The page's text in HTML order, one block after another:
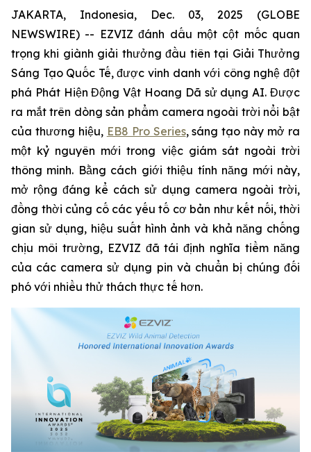
JAKARTA, Indonesia, Dec. 03, 2025 (GLOBE
NEWSWIRE) -- EZVIZ đánh dấu một cột mốc quan
trọng khi giành giải thưởng đầu tiên tại Giải Thưởng
Sáng Tạo Quốc Tế, được vinh danh với công nghệ đột
phá Phát Hiện Động Vật Hoang Dã sử dụng AI. Được
ra mắt trên dòng sản phẩm camera ngoài trời nổi bật
của thương hiệu, EB8 Pro Series, sáng tạo này mở ra
một kỷ nguyên mới trong việc giám sát ngoài trời
thông minh. Bằng cách giới thiệu tính năng mới này,
mở rộng đáng kể cách sử dụng camera ngoài trời,
đồng thời củng cố các yếu tố cơ bản như kết nối, thời
gian sử dụng, hiệu suất hình ảnh và khả năng chống
chịu môi trường, EZVIZ đã tái định nghĩa tiềm năng
của các camera sử dụng pin và chuẩn bị chúng đối
phó với nhiều thử thách thực tế hơn.